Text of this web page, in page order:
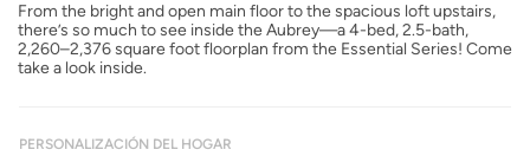
From the bright and open main floor to the spacious loft upstairs,
there’s so much to see inside the Aubrey—a 4-bed, 2.5-bath,
2,260–2,376 square foot floorplan from the Essential Series! Come
take a look inside.
PERSONALIZACIÓN DEL HOGAR